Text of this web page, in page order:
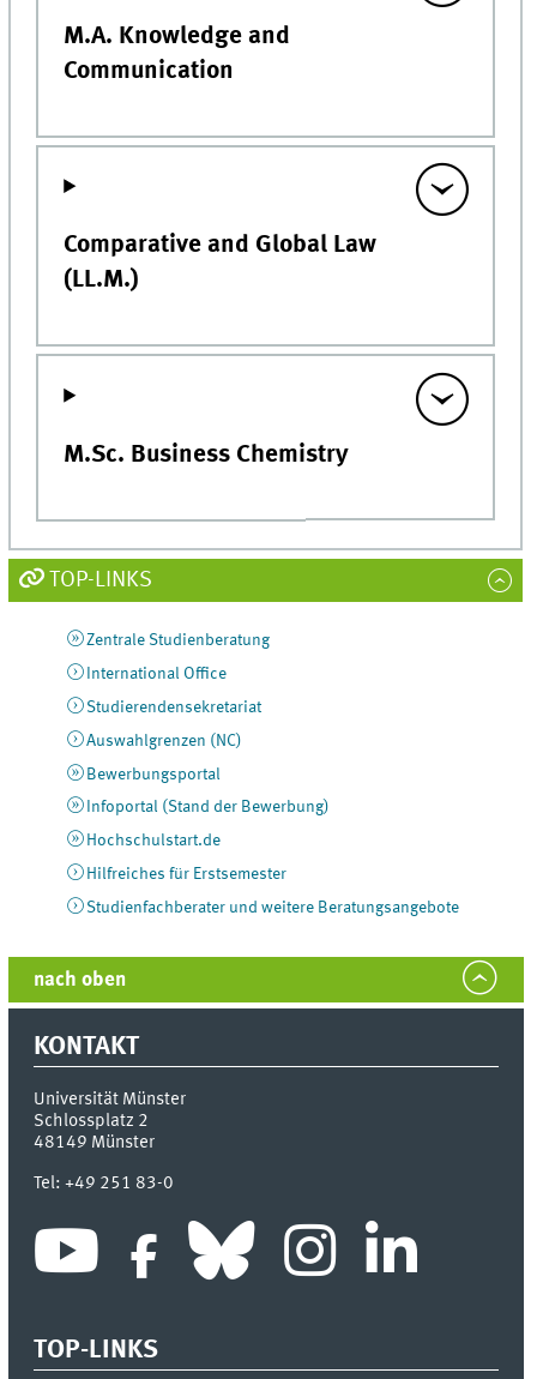
M.A. Knowledge and
Communication
Comparative and Global Law
(LL.M.)
M.Sc. Business Chemistry
TOP-LINKS
Zentrale Studienberatung
International Office
Studierendensekretariat
Auswahlgrenzen (NC)
Bewerbungsportal
Infoportal (Stand der Bewerbung)
Hochschulstart.de
Hilfreiches für Erstsemester
Studienfachberater und weitere Beratungsangebote
nach oben
KONTAKT
Universität Münster
Schlossplatz 2
48149 Münster
Tel:+49 251 83-0
TOP-LINKS